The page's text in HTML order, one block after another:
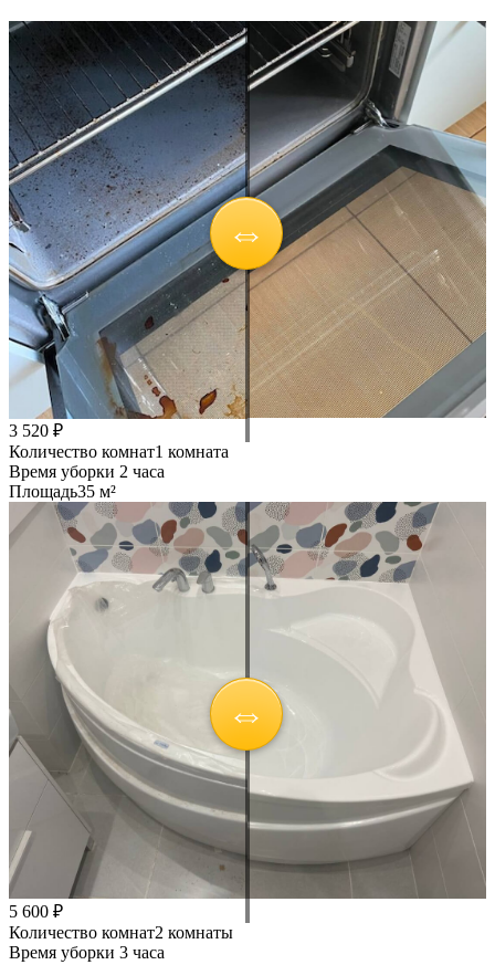
3 520 ₽
Количество комнат1 комната
Время уборки 2 часа
Площадь35 м²
5 600 ₽
Количество комнат2 комнаты
Время уборки 3 часа